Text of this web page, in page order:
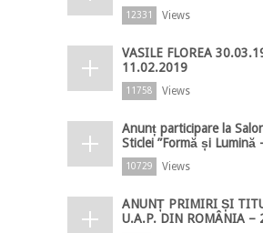
12331 Views
VASILE FLOREA
11.02.2019
11758 Views
Anunț participare la
Sticlei ”Formă și Lumină
10729 Views
ANUNȚ PRIMIRI ȘI
U.A.P. DIN ROMÂNIA –